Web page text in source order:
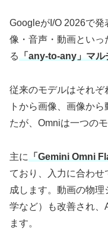
GoogleがI/O 2026で
像・音声・動画といっ
る
「any-to-any」マル
従来のモデルはそれぞ
トから画像、画像か
たが、Omniは一つの
主に 「Gemini Omni
ており、入力に合わ
成します。動画の物
学など）も改善され、
ます。